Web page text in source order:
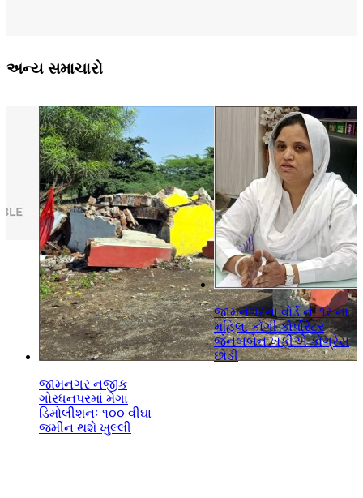
અન્ય સમાચારો
જામનગર નજીક
ગોરધનપરમાં મેગા
ડિમોલીશનઃ ૧૦૦ વીઘા
જમીન થશે ખુલ્લી
જામનગરના વોર્ડ નં. ૧ર ના
મહિલા કોંગી કોર્પોરેટર
જેનબબેન ખફીએ કોંગ્રેસ
છોડી